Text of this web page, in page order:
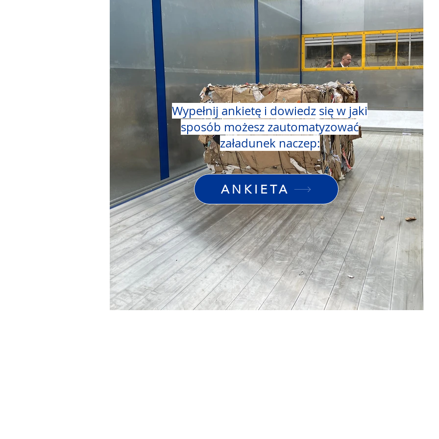
Wypełnij ankietę i dowiedz się w jaki
sposób możesz zautomatyzować
załadunek naczep:
ANKIETA